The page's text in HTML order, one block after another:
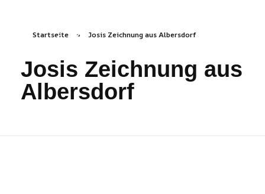
freizeichen.online
Startseite » Josis Zeichnung aus Albersdorf
Josis Zeichnung aus
Albersdorf